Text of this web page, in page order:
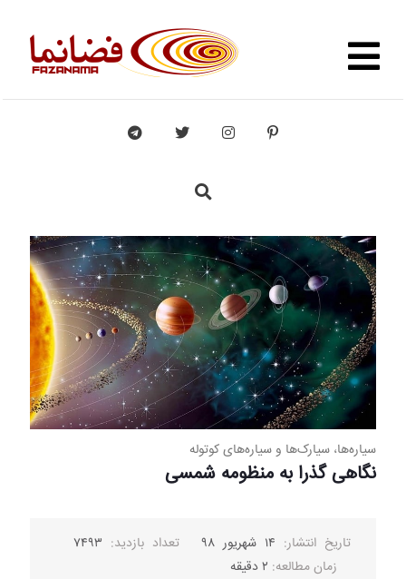
سیاره‌ها، سیارک‌ها و سیاره‌های کوتوله
نگاهی گذرا به منظومه شمسی
تاریخ انتشار: ۱۴ شهریور ۹۸ تعداد بازدید: ۷۴۹۳
زمان مطالعه: ۲ دقیقه